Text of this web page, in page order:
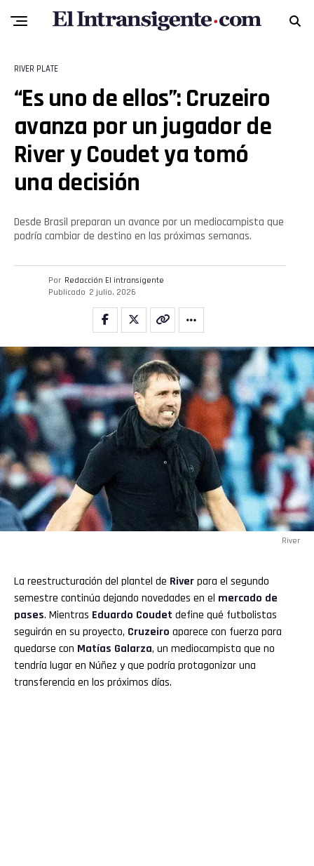
RIVER PLATE
“Es uno de ellos”: Cruzeiro
avanza por un jugador de
River y Coudet ya tomó
una decisión
Desde Brasil preparan un avance por un mediocampista que
podría cambiar de destino en las próximas semanas.
Por Redacción El intransigente
Publicado 2 julio, 2026
River
La reestructuración del plantel de Riverpara el segundo
semestre continúa dejando novedades en el mercado de
pases. Mientras Eduardo Coudet define qué futbolistas
seguirán en su proyecto, Cruzeiro aparece con fuerza para
quedarse con Matías Galarza, un mediocampista que no
tendría lugar en Núñez y que podría protagonizar una
transferencia en los próximos días.